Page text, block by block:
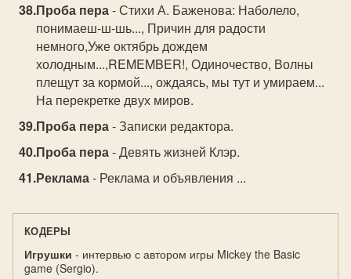
Проба пера- Стихи А. Баженова: Наболело,
понимаеш-ш-шь..., Причин для радости
немного,Уже октябрь дождем
холодным...,REMEMBER!, Одиночество, Волны
плещут за кормой..., ождаясь, мы тут и умираем...
На перекретке двух миров.
Проба пера- Записки редактора.
Проба пера- Девять жизней Клэр.
Реклама- Реклама и объявления ...
КОДЕРЫ
Игрушки - интервью с автором игры Mickey the Basic
game (Sergio).